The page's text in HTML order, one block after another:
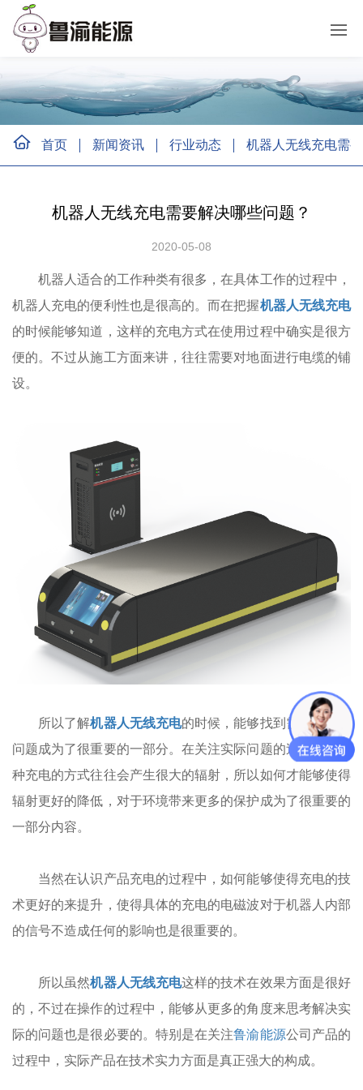
首页 新闻资讯 行业动态 机器人无线充电需
机器人无线充电需要解决哪些问题？
2020-05-08
机器人适合的工作种类有很多，在具体工作的过程中，
机器人充电的便利性也是很高的。而在把握机器人无线充电
的时候能够知道，这样的充电方式在使用过程中确实是很方
便的。不过从施工方面来讲，往往需要对地面进行电缆的铺
设。
所以了解机器人无线充电的时候，能够找到需要解决的
问题成为了很重要的一部分。在关注实际问题的过程中，这
种充电的方式往往会产生很大的辐射，所以如何才能够使得
辐射更好的降低，对于环境带来更多的保护成为了很重要的
一部分内容。
当然在认识产品充电的过程中，如何能够使得充电的技
术更好的来提升，使得具体的充电的电磁波对于机器人内部
的信号不造成任何的影响也是很重要的。
所以虽然机器人无线充电这样的技术在效果方面是很好
的，不过在操作的过程中，能够从更多的角度来思考解决实
际的问题也是很必要的。特别是在关注鲁渝能源公司产品的
过程中，实际产品在技术实力方面是真正强大的构成。